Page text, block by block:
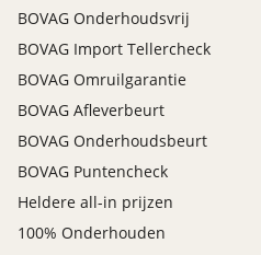
BOVAG Onderhoudsvrij
BOVAG Import Tellercheck
BOVAG Omruilgarantie
BOVAG Afleverbeurt
BOVAG Onderhoudsbeurt
BOVAG Puntencheck
Heldere all-in prijzen
100% Onderhouden